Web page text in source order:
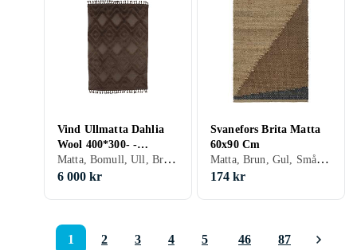
Vind Ullmatta Dahlia
Wool 400*300- -
Rectangular-Nougat
15717-530
Matta, Bomull, Ull, Brun, Gul, Stora mattor
6 000 kr
Svanefors Brita Matta
60x90 Cm
Matta, Brun, Gul, Små mattor
174 kr
1 2 3 4 5 46 87